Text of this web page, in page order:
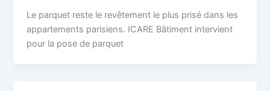
Le parquet reste le revêtement le plus prisé dans les
appartements parisiens. ICARE Bâtiment intervient
pour la pose de parquet